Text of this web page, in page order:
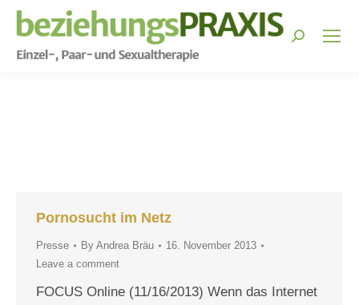
Search:
Pornosucht im Netz
Presse By Andrea Bräu
16. November 2013
Leave a comment
FOCUS Online (11/16/2013) Wenn das Internet